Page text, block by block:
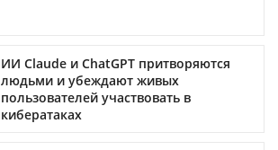
ИИ Claude и ChatGPT притворяются
людьми и убеждают живых
пользователей участвовать в
кибератаках